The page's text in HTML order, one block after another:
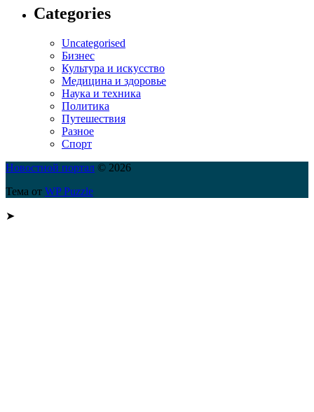
Categories
Uncategorised
Бизнес
Культура и искусство
Медицина и здоровье
Наука и техника
Политика
Путешествия
Разное
Спорт
Новостной портал © 2026
Тема от WP Puzzle
➤